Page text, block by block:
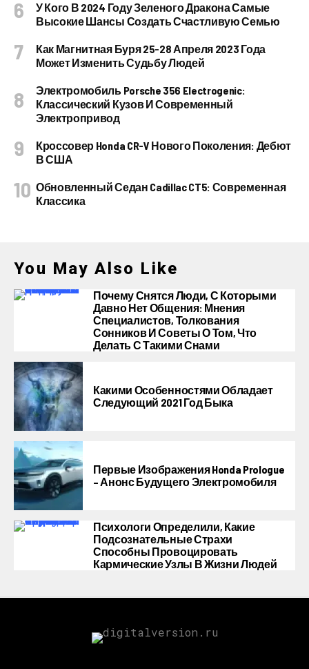
У Кого В 2024 Году Зеленого Дракона Самые
Высокие Шансы Создать Счастливую Семью
Как Магнитная Буря 25-28 Апреля 2023 Года
Может Изменить Судьбу Людей
Электромобиль Porsche 356 Electrogenic:
Классический Кузов И Современный
Электропривод
Кроссовер Honda CR-V Нового Поколения: Дебют
В США
Обновленный Седан Cadillac CT5: Современная
Классика
You May Also Like
Почему Снятся Люди, С Которыми
Давно Нет Общения: Мнения
Специалистов, Толкования
Сонников И Советы О Том, Что
Делать С Такими Снами
Какими Особенностями Обладает
Следующий 2021 Год Быка
Первые Изображения Honda Prologue
– Анонс Будущего Электромобиля
Психологи Определили, Какие
Подсознательные Страхи
Способны Провоцировать
Кармические Узлы В Жизни Людей